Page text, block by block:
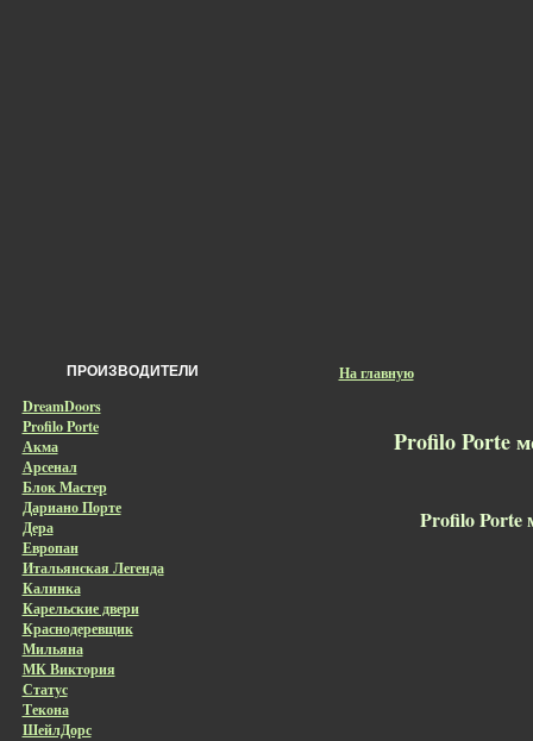
ПРОИЗВОДИТЕЛИ
DreamDoors
Profilo Porte
Акма
Арсенал
Блок Мастер
Дариано Порте
Дера
Европан
Итальянская Легенда
Калинка
Карельские двери
Краснодеревщик
Мильяна
МК Виктория
Статус
Текона
ШейлДорс
На главную
Profilo Porte
Profilo Porte